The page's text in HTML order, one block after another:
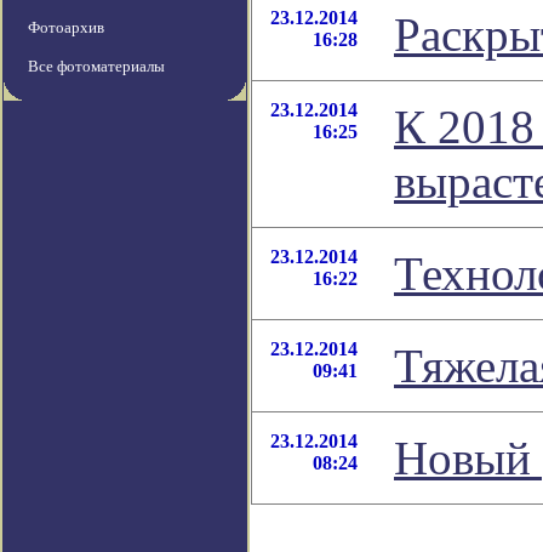
Фотоархив
Все фотоматериалы
23.12.2014
16:28
23.12.2014
16:25
К 2018
23.12.2014
16:22
23.12.2014
09:41
23.12.2014
08:24
Новый